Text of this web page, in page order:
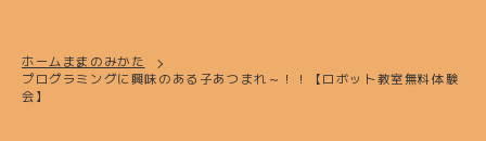
ホームままのみかた
プログラミングに興味のある子あつまれ～！！【ロボット教室無料体験
会】